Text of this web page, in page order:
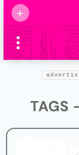
+
2025
Marcas de
confianza
Foro salud
TAGS